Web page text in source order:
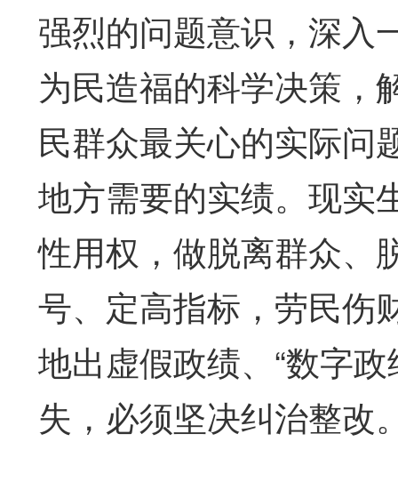
强烈的问题意识，深入
为民造福的科学决策，
民群众最关心的实际问
地方需要的实绩。现实
性用权，做脱离群众、
号、定高指标，劳民伤
地出虚假政绩、“数字
失，必须坚决纠治整改